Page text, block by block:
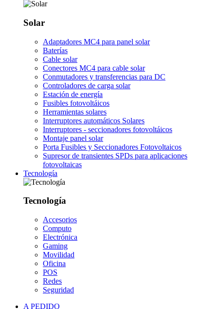
Solar
Adaptadores MC4 para panel solar
Baterías
Cable solar
Conectores MC4 para cable solar
Conmutadores y transferencias para DC
Controladores de carga solar
Estación de energía
Fusibles fotovoltáicos
Herramientas solares
Interruptores automáticos Solares
Interruptores - seccionadores fotovoltáicos
Montaje panel solar
Porta Fusibles y Seccionadores Fotovoltaicos
Supresor de transientes SPDs para aplicaciones
fotovoltaicas
Tecnología
Tecnología
Accesorios
Computo
Electrónica
Gaming
Movilidad
Oficina
POS
Redes
Seguridad
A PEDIDO